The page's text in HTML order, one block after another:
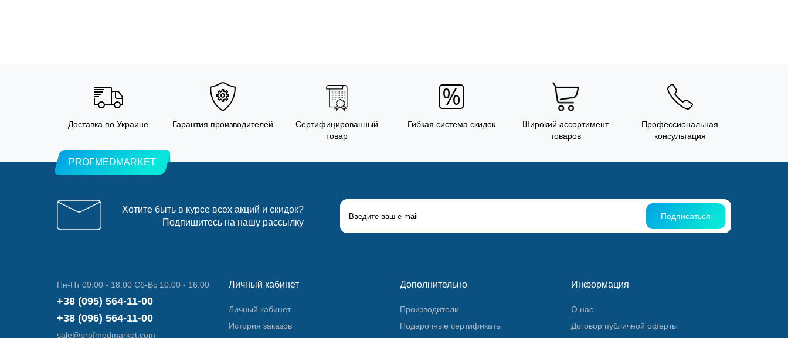
Доставка по Украине Гарантия производителей
Сертифицированный
товар
Гибкая система скидок
Широкий ассортимент
товаров
Профессиональная
консультация
PROFMEDMARKET
Хотите быть в курсе всех акций и скидок?
Подпишитесь на нашу рассылку
Подписаться
Пн-Пт 09:00 - 18:00 Сб-Вс 10:00 - 16:00
+38 (095) 564-11-00
+38 (096) 564-11-00
sale@profmedmarket.com
Личный кабинет
Личный кабинет
История заказов
Дополнительно
Производители
Подарочные сертификаты
Информация
О нас
Договор публичной оферты